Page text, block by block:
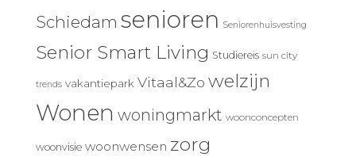
Schiedam senioren Seniorenhuisvesting
Senior Smart Living Studiereis sun city
trends vakantiepark Vitaal&Zo welzijn
Wonen woningmarkt woonconcepten
woonvisie woonwensen zorg